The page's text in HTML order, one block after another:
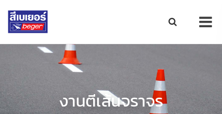
งานตีเส้นจราจร